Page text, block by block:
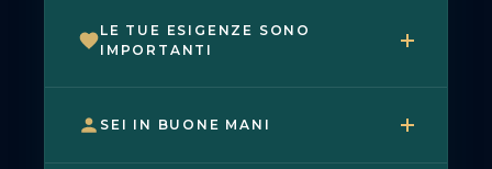
LE TUE ESIGENZE SONO
IMPORTANTI
SEI IN BUONE MANI